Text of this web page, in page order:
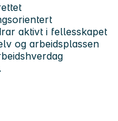
aktivt i fellesskapet
og arbeidsplassen